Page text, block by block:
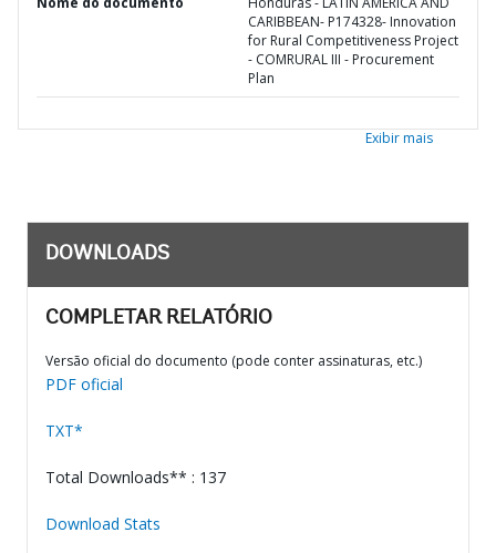
CARIBBEAN- P174328- Innovation
for Rural Competitiveness Project
- COMRURAL III - Procurement
Plan
Exibir mais
DOWNLOADS
COMPLETAR RELATÓRIO
Versão oficial do documento (pode conter assinaturas, etc.)
PDF oficial
TXT*
Total Downloads** : 137
Download Stats